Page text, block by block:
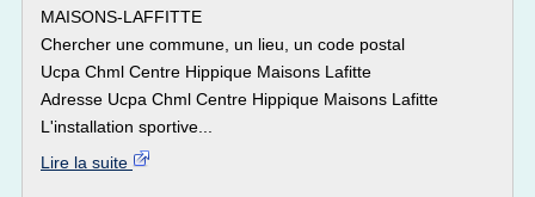
MAISONS-LAFFITTE
Chercher une commune, un lieu, un code postal
Ucpa Chml Centre Hippique Maisons Lafitte
Adresse Ucpa Chml Centre Hippique Maisons Lafitte
L'installation sportive...
Lire la suite